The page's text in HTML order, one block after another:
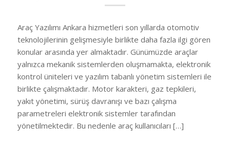
Araç Yazılımı Ankara hizmetleri son yıllarda otomotiv
teknolojilerinin gelişmesiyle birlikte daha fazla ilgi gören
konular arasında yer almaktadır. Günümüzde araçlar
yalnızca mekanik sistemlerden oluşmamakta, elektronik
kontrol üniteleri ve yazılım tabanlı yönetim sistemleri ile
birlikte çalışmaktadır. Motor karakteri, gaz tepkileri,
yakıt yönetimi, sürüş davranışı ve bazı çalışma
parametreleri elektronik sistemler tarafından
yönetilmektedir. Bu nedenle araç kullanıcıları […]